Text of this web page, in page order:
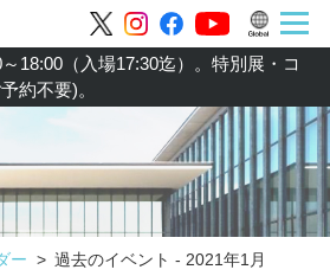
18:00（入場17:30迄）。特別展・コ
約不要)。
ー 過去のイベント - 2021年1月